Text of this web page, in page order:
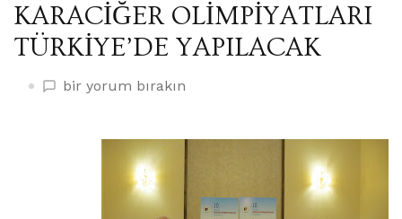
KARACİĞER OLİMPİYATLARI
TÜRKİYE’DE YAPILACAK
KARACİĞER
YAPILACAK
bir yorum bırakın